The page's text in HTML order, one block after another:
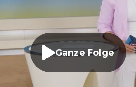
Ganze Folge